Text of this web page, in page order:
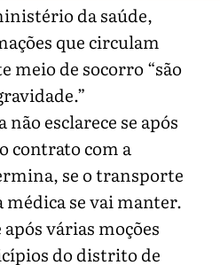
da saúde,
que circulam
meio de socorro “são
esclarece se após
contrato com a
se o transporte
médica se vai manter.
várias moções
do distrito de